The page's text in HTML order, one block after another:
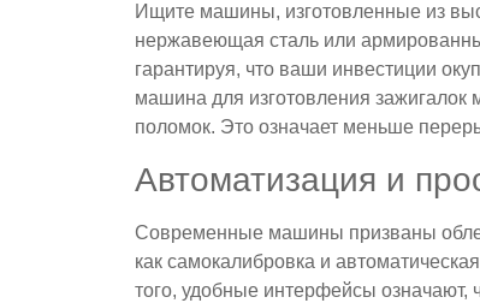
Ищите машины, изготовленные из
нержавеющая сталь или
гарантируя, что ваши инвестиции
машина для изготовления
поломок. Это означает меньше
Автоматизация и
Современные машины призваны
как самокалибровка и
того, удобные интерфейсы означают,